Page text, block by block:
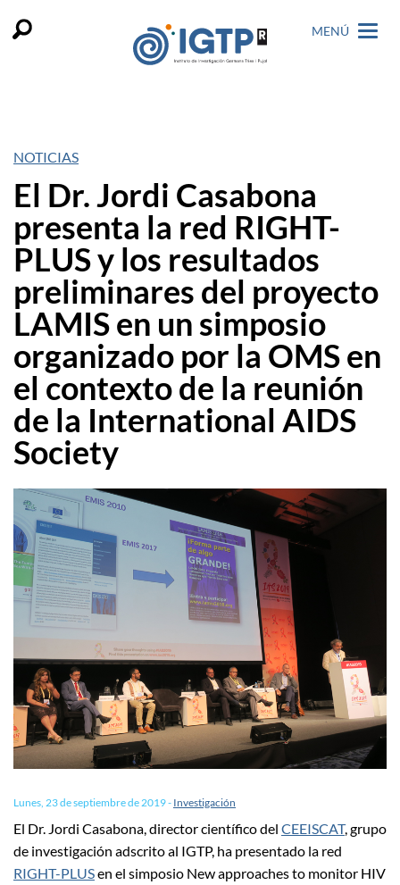
MENÚ
NOTICIAS
El Dr. Jordi Casabona
presenta la red RIGHT-
PLUS y los resultados
preliminares del proyecto
LAMIS en un simposio
organizado por la OMS en
el contexto de la reunión
de la International AIDS
Society
Lunes, 23 de septiembre de 2019- Investigación
El Dr. Jordi Casabona, director científico del CEEISCAT, grupo
de investigación adscrito al IGTP, ha presentado la red
RIGHT-PLUSen el simposio New approaches to monitor HIV